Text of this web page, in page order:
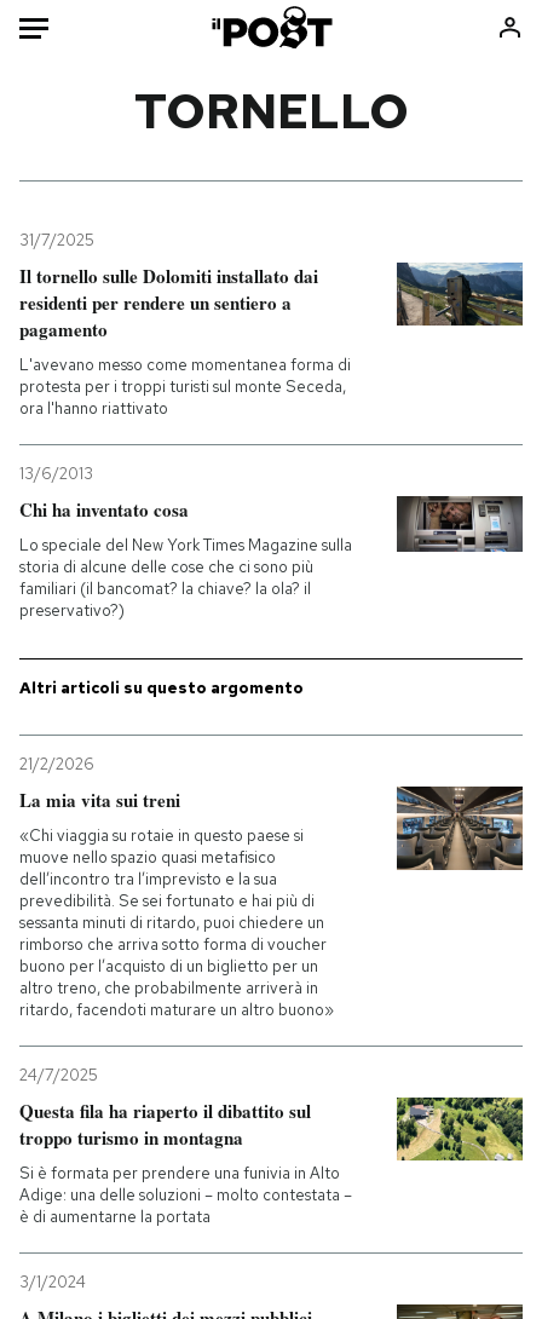
Mondo
Politica
Tecnologia
Internet
Scienza
Cultura
Economia
Sport
Consumismi
Media
Altrecose
PODCAST
SHOP
CALENDARIO
AREA PERSONALE
TORNELLO
31/7/2025
Il tornello sulle Dolomiti installato dai
residenti per rendere un sentiero a
pagamento
L'avevano messo come momentanea forma di
protesta per i troppi turisti sul monte Seceda,
ora l'hanno riattivato
13/6/2013
Chi ha inventato cosa
Lo speciale del New York Times Magazine sulla
storia di alcune delle cose che ci sono più
familiari (il bancomat? la chiave? la ola? il
preservativo?)
Altri articoli su questo argomento
21/2/2026
La mia vita sui treni
«Chi viaggia su rotaie in questo paese si
muove nello spazio quasi metafisico
dell’incontro tra l’imprevisto e la sua
prevedibilità. Se sei fortunato e hai più di
sessanta minuti di ritardo, puoi chiedere un
rimborso che arriva sotto forma di voucher
buono per l’acquisto di un biglietto per un
altro treno, che probabilmente arriverà in
ritardo, facendoti maturare un altro buono»
24/7/2025
Questa fila ha riaperto il dibattito sul
troppo turismo in montagna
Si è formata per prendere una funivia in Alto
Adige: una delle soluzioni – molto contestata –
è di aumentarne la portata
3/1/2024